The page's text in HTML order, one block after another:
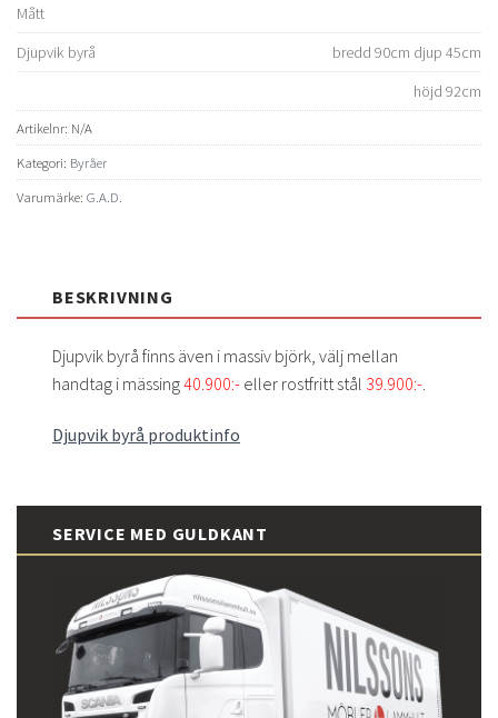
Mått
Djupvik byrå
bredd 90cm djup 45cm
höjd 92cm
Artikelnr: N/A
Kategori: Byråer
Varumärke: G.A.D.
BESKRIVNING
Djupvik byrå finns även i massiv björk, välj mellan
handtag i mässing40.900:- eller rostfritt stål 39.900:-.
Djupvik byrå produktinfo
SERVICE MED GULDKANT